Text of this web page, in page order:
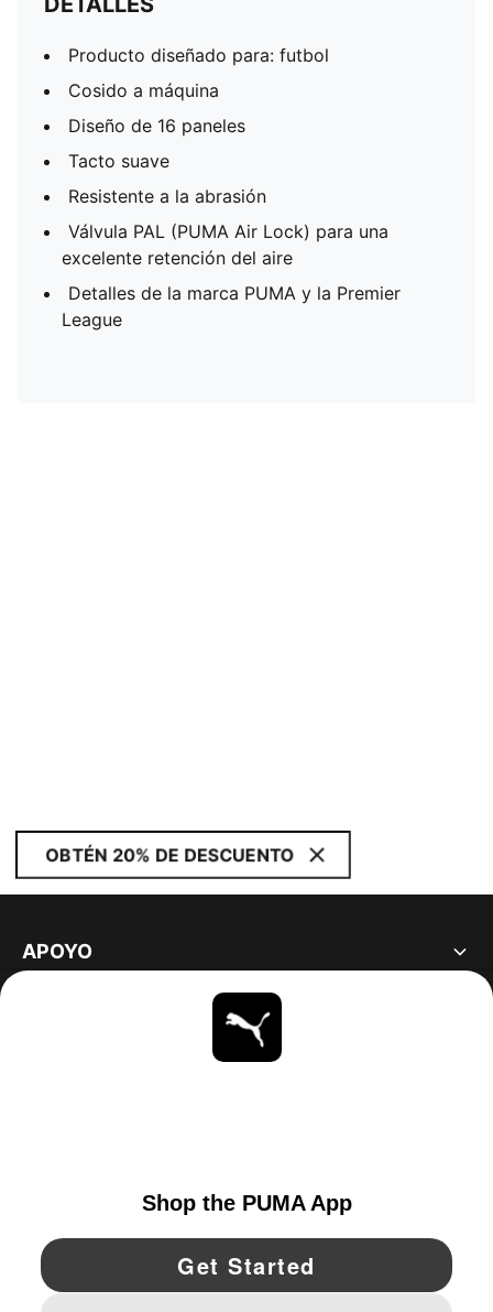
Producto diseñado para: futbol
Cosido a máquina
Diseño de 16 paneles
Tacto suave
Resistente a la abrasión
Válvula PAL (PUMA Air Lock) para una
excelente retención del aire
Detalles de la marca PUMA y la Premier
League
OBTÉN 20% DE DESCUENTO
APOYO
YouTube Twitter Pinterest